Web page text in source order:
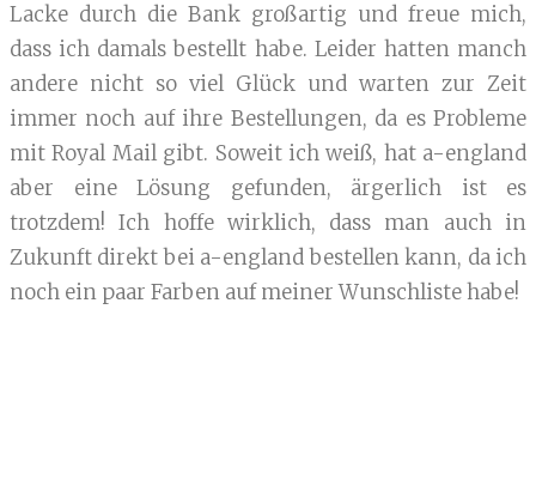
Lacke durch die Bank großartig und freue mich,
dass ich damals bestellt habe. Leider hatten manch
andere nicht so viel Glück und warten zur Zeit
immer noch auf ihre Bestellungen, da es Probleme
mit Royal Mail gibt. Soweit ich weiß, hat a-england
aber eine Lösung gefunden, ärgerlich ist es
trotzdem! Ich hoffe wirklich, dass man auch in
Zukunft direkt bei a-england bestellen kann, da ich
noch ein paar Farben auf meiner Wunschliste habe!